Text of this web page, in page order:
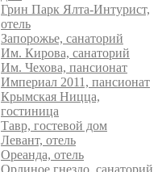
Грин Парк Ялта-Интурист,
отель
Запорожье, санаторий
Им. Кирова, санаторий
Им. Чехова, пансионат
Империал 2011, пансионат
Крымская Ницца,
гостиница
Тавр, гостевой дом
Левант, отель
Ореанда, отель
Орлиное гнездо, санаторий